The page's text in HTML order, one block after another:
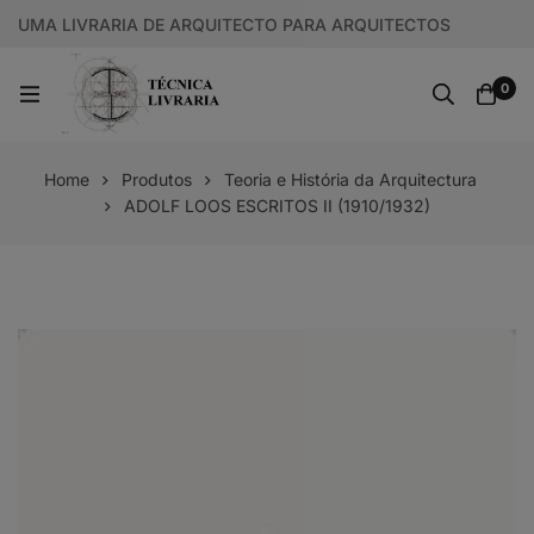
UMA LIVRARIA DE ARQUITECTO PARA ARQUITECTOS
0
Home Produtos
Teoria e História da Arquitectura
ADOLF LOOS ESCRITOS II (1910/1932)